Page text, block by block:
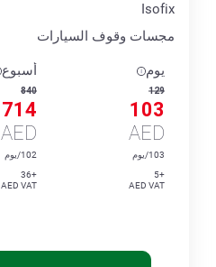
Isofix
مجسات وقوف السيارات
يوم
129
103
AED
103/يوم
+5
AED VAT
أسبوع
840
714
AED
102/يوم
+36
AED VAT